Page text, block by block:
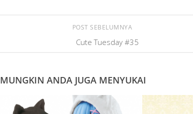
POST SEBELUMNYA
Cute Tuesday #35
MUNGKIN ANDA JUGA MENYUKAI